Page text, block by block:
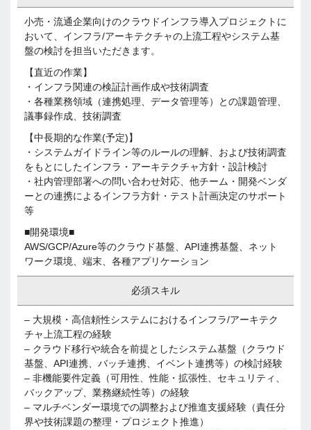
小売・流通企業向けのクラウドインフラ導入プロジェクトに
おいて、インフラ/アーキテクチャの上流工程やシステム基
盤の検討を担当いただきます。
【直近の作業】
・インフラ関連の検証計画作成や技術調査
・各種業務領域（連携処理、データ管理等）との課題管理、
議事録作成、技術調査
【中長期的な作業(予定)】
・システムガイドライン等のルールの理解、および技術調査
をもとにしたインフラ・アーキテクチャ方針・設計検討
・社内管理部署への問い合わせ対応、他チーム・開発ベンダ
ーとの連携によるインフラ方針・テスト計画決定のサポート
等
■開発環境■
AWS/GCP/Azure等のクラウド基盤、API連携基盤、ネット
ワーク環境、端末、各種アプリケーション
必須スキル
– 大規模・高信頼性システムにおけるインフラ/アーキテク
チャ上流工程の経験
– クラウド移行や統合を前提としたシステム基盤（クラウド
基盤、API連携、バッチ連携、イベント連携等）の検討経験
– 非機能要件定義（可用性、性能・拡張性、セキュリティ、
バックアップ、業務継続性等）の経験
– マルチベンダー環境での調整および推進支援経験（責任分
界や技術課題の整理・プロジェクト推進）